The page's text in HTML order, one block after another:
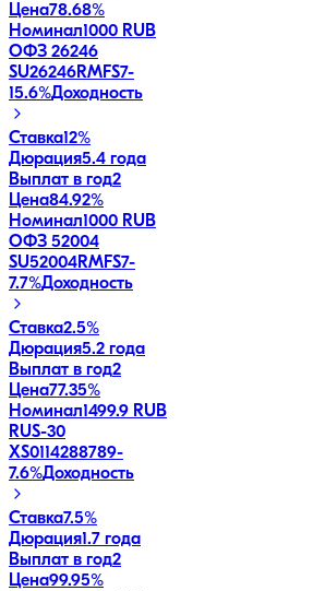
Цена78.68%
Номинал1000 RUB
ОФЗ 26246
SU26246RMFS7-
15.6%Доходность
Ставка12%
Дюрация5.4 года
Выплат в год2
Цена84.92%
Номинал1000 RUB
ОФЗ 52004
SU52004RMFS7-
7.7%Доходность
Ставка2.5%
Дюрация5.2 года
Выплат в год2
Цена77.35%
Номинал1499.9 RUB
RUS-30
XS0114288789-
7.6%Доходность
Ставка7.5%
Дюрация1.7 года
Выплат в год2
Цена99.95%